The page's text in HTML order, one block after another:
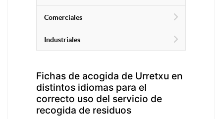
Comerciales
Industriales
Fichas de acogida de Urretxu en
distintos idiomas para el
correcto uso del servicio de
recogida de residuos